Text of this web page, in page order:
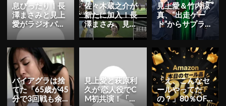
息ぴったり！長
澤まさみと見上
愛がラジオパー
ソナリティに！J
RA新TVCM公開
|...
佐々木蔵之介が
新たに加入！長
澤まさみ、見上
愛と共にJRA年
間プロモーショ
見上愛＆竹内涼
真、“出走ゲー
ト”からサプライ
ズ登場！「第93
回 日本ダービ
ー」P...
バイアグラは捨
てた「65歳が45
分で3回戦も余
見上愛と萩原利
久が 恋人役でC
M初共演！「三
「え、こんなセ
ールやってた
の？」80％OFF